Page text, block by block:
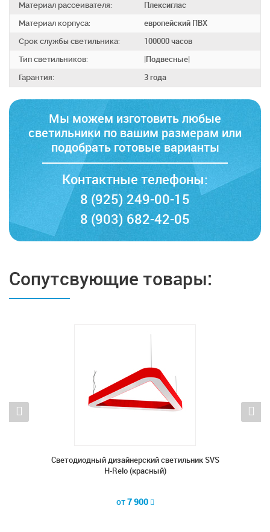
Материал рассеивателя:
Плексиглас
Материал корпуса:
европейский ПВХ
Срок службы светильника:
100000 часов
Тип светильников:
|Подвесные|
Гарантия:
3 года
Мы можем изготовить любые
светильники по вашим размерам или
подобрать готовые варианты
Контактные телефоны:
8 (925) 249-00-15
8 (903) 682-42-05
Сопутсвующие товары:
Cветодиодный дизайнерский светильник SVS
H-Relo (красный)
от7 900